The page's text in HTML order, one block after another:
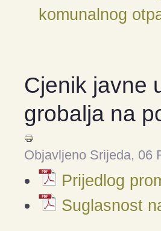
komunalnog
Cjenik javne
grobalja na
Objavljeno Srijeda, 06
Prijedlog
Suglasnost